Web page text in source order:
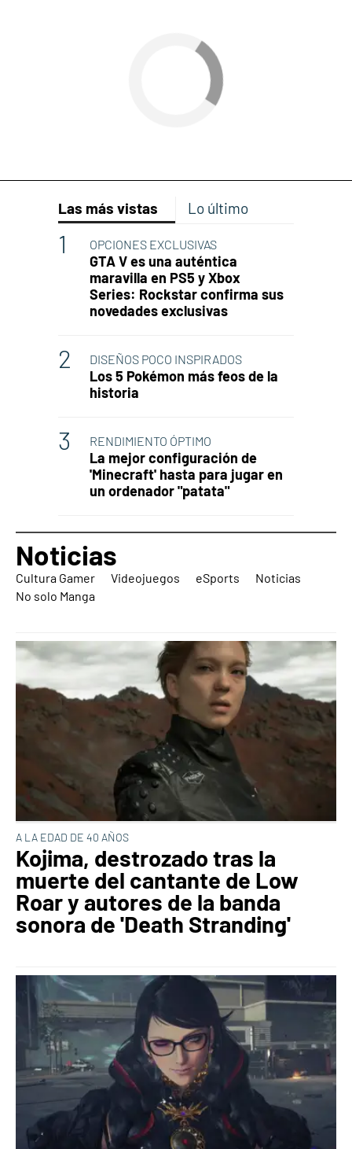
Las más vistas Lo último
OPCIONES EXCLUSIVAS
GTA V es una auténtica
maravilla en PS5 y Xbox
Series: Rockstar confirma sus
novedades exclusivas
DISEÑOS POCO INSPIRADOS
Los 5 Pokémon más feos de la
historia
RENDIMIENTO ÓPTIMO
La mejor configuración de
'Minecraft' hasta para jugar en
un ordenador "patata"
Noticias
Cultura Gamer Videojuegos eSports
Noticias
No solo Manga
A LA EDAD DE 40 AÑOS
Kojima, destrozado tras la
muerte del cantante de Low
Roar y autores de la banda
sonora de 'Death Stranding'